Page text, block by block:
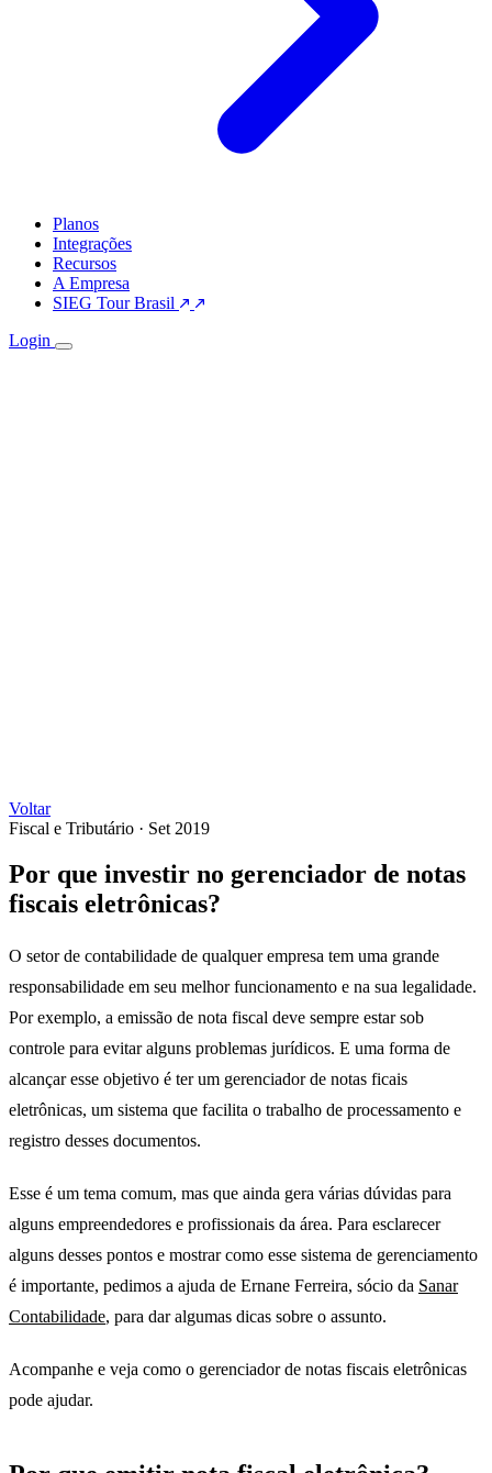
Planos
Integrações
Recursos
A Empresa
SIEG Tour Brasil
Login
Voltar
Fiscal e Tributário · Set 2019
Por que investir no gerenciador de notas
fiscais eletrônicas?
O setor de contabilidade de qualquer empresa tem uma grande
responsabilidade em seu melhor funcionamento e na sua legalidade.
Por exemplo, a emissão de nota fiscal deve sempre estar sob
controle para evitar alguns problemas jurídicos. E uma forma de
alcançar esse objetivo é ter um gerenciador de notas ficais
eletrônicas, um sistema que facilita o trabalho de processamento e
registro desses documentos.
Esse é um tema comum, mas que ainda gera várias dúvidas para
alguns empreendedores e profissionais da área. Para esclarecer
alguns desses pontos e mostrar como esse sistema de gerenciamento
é importante, pedimos a ajuda de Ernane Ferreira, sócio da Sanar
Contabilidade, para dar algumas dicas sobre o assunto.
Acompanhe e veja como o gerenciador de notas fiscais eletrônicas
pode ajudar.